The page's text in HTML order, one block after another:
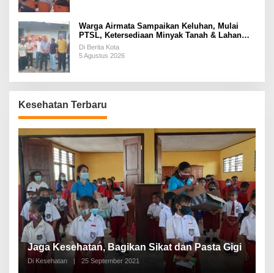
Warga Airmata Sampaikan Keluhan, Mulai
PTSL, Ketersediaan Minyak Tanah & Lahan
Pemakaman
Di Berita Kota
5 Agustus 2026
Kesehatan Terbaru
Jaga Kesehatan, Bagikan Sikat dan Pasta Gigi
Di Kesehatan | 25 September 2021